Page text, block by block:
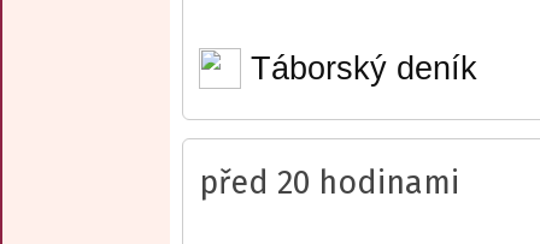
Táborský deník
před 20 hodinami